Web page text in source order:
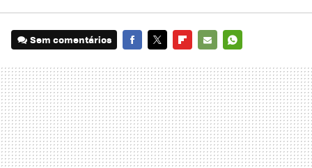
Sem comentários
MAIL